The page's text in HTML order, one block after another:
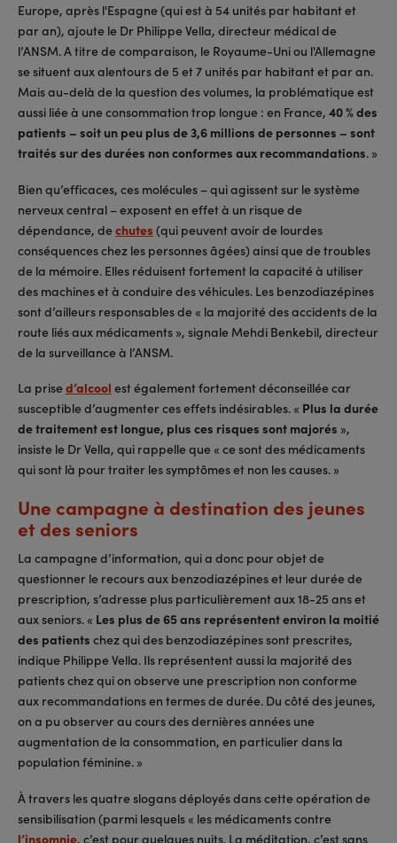
Europe, après l'Espagne (qui est à 54 unités par habitant et
par an), ajoute le Dr Philippe Vella, directeur médical de
l’ANSM. A titre de comparaison, le Royaume-Uni ou l'Allemagne
se situent aux alentours de 5 et 7 unités par habitant et par an.
Mais au-delà de la question des volumes, la problématique est
aussi liée à une consommation trop longue : en France, 40 % des
patients – soit un peu plus de 3,6 millions de personnes – sont
traités sur des durées non conformes aux recommandations. »
Bien qu’efficaces, ces molécules – qui agissent sur le système
nerveux central – exposent en effet à un risque de
dépendance, dechutes (qui peuvent avoir de lourdes
conséquences chez les personnes âgées) ainsi que de troubles
de la mémoire. Elles réduisent fortement la capacité à utiliser
des machines et à conduire des véhicules. Les benzodiazépines
sont d’ailleurs responsables de « la majorité des accidents de la
route liés aux médicaments », signale Mehdi Benkebil, directeur
de la surveillance à l’ANSM.
La prised’alcool est également fortement déconseillée car
susceptible d’augmenter ces effets indésirables. « Plus la durée
de traitement est longue, plus ces risques sont majorés »,
insiste le Dr Vella, qui rappelle que « ce sont des médicaments
qui sont là pour traiter les symptômes et non les causes. »
Une campagne à destination des jeunes
et des seniors
La campagne d’information, qui a donc pour objet de
questionner le recours aux benzodiazépines et leur durée de
prescription, s’adresse plus particulièrement aux 18-25 ans et
aux seniors. « Les plus de 65 ans représentent environ la moitié
des patients chez qui des benzodiazépines sont prescrites,
indique Philippe Vella. Ils représentent aussi la majorité des
patients chez qui on observe une prescription non conforme
aux recommandations en termes de durée. Du côté des jeunes,
on a pu observer au cours des dernières années une
augmentation de la consommation, en particulier dans la
population féminine. »
À travers les quatre slogans déployés dans cette opération de
sensibilisation (parmi lesquels « les médicaments contre
l’insomnie, c’est pour quelques nuits. La méditation, c’est sans